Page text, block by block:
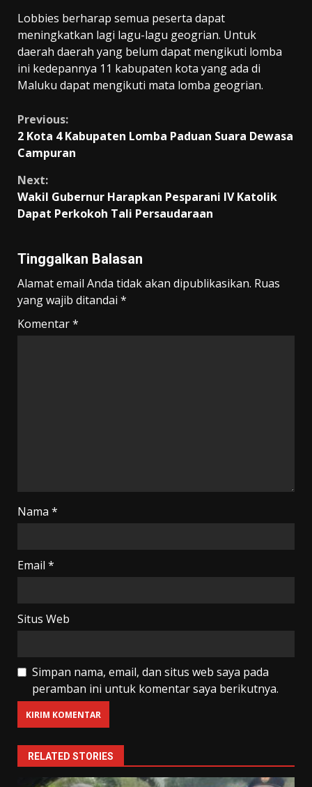
Lobbies berharap semua peserta dapat
meningkatkan lagi lagu-lagu geogrian. Untuk
daerah daerah yang belum dapat mengikuti lomba
ini kedepannya 11 kabupaten kota yang ada di
Maluku dapat mengikuti mata lomba geogrian.
Continue
Reading
Previous:
2 Kota 4 Kabupaten Lomba Paduan Suara Dewasa
Campuran
Next:
Wakil Gubernur Harapkan Pesparani IV Katolik
Dapat Perkokoh Tali Persaudaraan
Tinggalkan Balasan
Alamat email Anda tidak akan dipublikasikan. Ruas
yang wajib ditandai *
Komentar*
Nama *
Email *
Situs Web
Simpan nama, email, dan situs web saya pada
peramban ini untuk komentar saya berikutnya.
RELATED STORIES